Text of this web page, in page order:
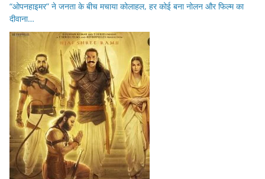
“ओपनहाइमर” ने जनता के बीच मचाया कोलाहल, हर कोई बना नोलन और फिल्म का
दीवाना…